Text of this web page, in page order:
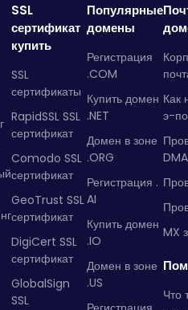
SSL
сертификат
купить
SSL
сертификаты
RapidSSL SSL
сертификат
Comodo SSL
сертификат
GeoTrust SSL
сертификат
DigiCert SSL
сертификат
GlobalSign
SSL
Популярные
домены
Регистрация
.COM
Купить домен
.NET
Домен в зоне
.ORG
Регистрация .
AI
Купить домен
.IO
Домен в зоне
.US
Как
э-
MX
Что